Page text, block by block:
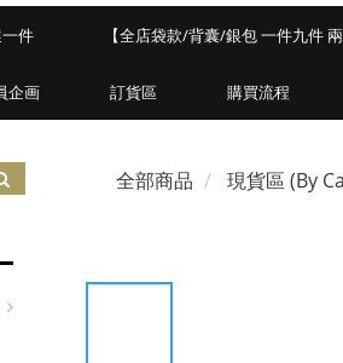
件 【全店袋款/背囊/銀包 一件九件 兩
企画 訂貨區 購買流程
全部商品 現貨區 (By